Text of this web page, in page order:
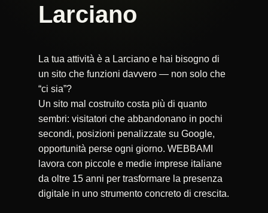
Larciano
La tua attività è a Larciano e hai bisogno di
un sito che funzioni davvero — non solo che
“ci sia”?
Un sito mal costruito costa più di quanto
sembri: visitatori che abbandonano in pochi
secondi, posizioni penalizzate su Google,
opportunità perse ogni giorno. WEBBAMI
lavora con piccole e medie imprese italiane
da oltre 15 anni per trasformare la presenza
digitale in uno strumento concreto di crescita.